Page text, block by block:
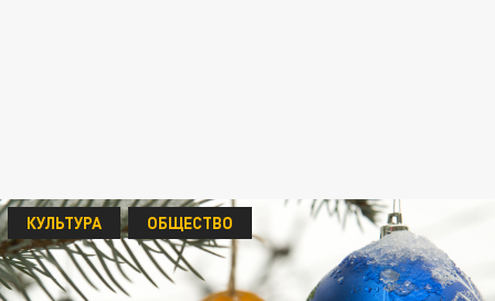
КУЛЬТУРА ОБЩЕСТВО